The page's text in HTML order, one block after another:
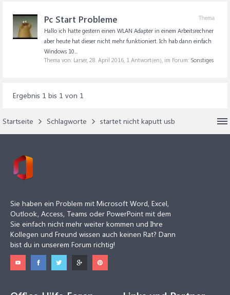
Thema
Pc Start Probleme
Hallo ich hatte gestern einen WLAN Adapter in einem Arbeitsrechner
aber heute hat dieser nicht mehr funktioniert. Ich hab dann einfach
Windows 10...
Thema von: Larser, 28. April 2016, 1 Antwort(en), im Forum: Sonstiges
Ergebnis 1 bis 1 von 1
Startseite Schlagworte startet nicht kaputt usb
Sie haben ein Problem mit Microsoft Word, Excel,
Outlook, Access, Teams oder PowerPoint mit dem
Sie einfach nicht mehr weiter kommen und Ihre
Kollegen und Freund wissen auch keinen Rat? Dann
bist du in unserem Forum richtig!